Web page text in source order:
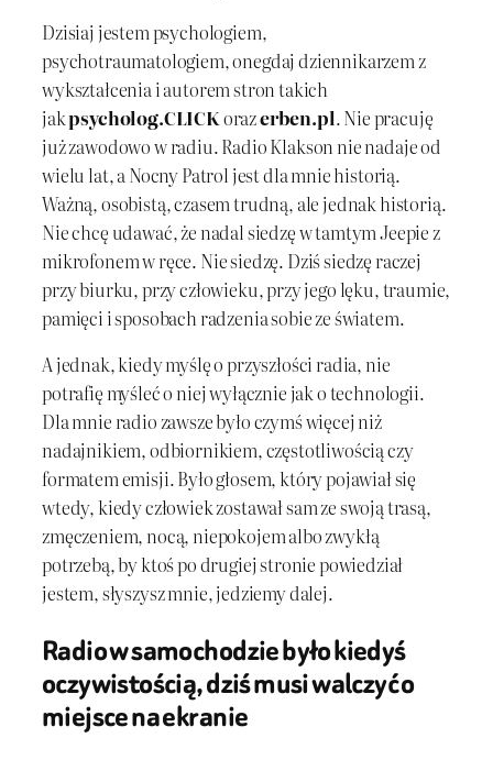
Dzisiaj jestem psychologiem,
psychotraumatologiem, onegdaj dziennikarzem z
wykształcenia i autorem stron takich
jakpsycholog.CLICKorazerben.pl. Nie pracuję
już zawodowo w radiu. Radio Klakson nie nadaje od
wielu lat, a Nocny Patrol jest dla mnie historią.
Ważną, osobistą, czasem trudną, ale jednak historią.
Nie chcę udawać, że nadal siedzę w tamtym Jeepie z
mikrofonem w ręce. Nie siedzę. Dziś siedzę raczej
przy biurku, przy człowieku, przy jego lęku, traumie,
pamięci i sposobach radzenia sobie ze światem.
A jednak, kiedy myślę o przyszłości radia, nie
potrafię myśleć o niej wyłącznie jak o technologii.
Dla mnie radio zawsze było czymś więcej niż
nadajnikiem, odbiornikiem, częstotliwością czy
formatem emisji. Było głosem, który pojawiał się
wtedy, kiedy człowiek zostawał sam ze swoją trasą,
zmęczeniem, nocą, niepokojem albo zwykłą
potrzebą, by ktoś po drugiej stronie powiedział
jestem, słyszysz mnie, jedziemy dalej.
Radio w samochodzie było kiedyś
oczywistością, dziś musi walczyć o
miejsce na ekranie